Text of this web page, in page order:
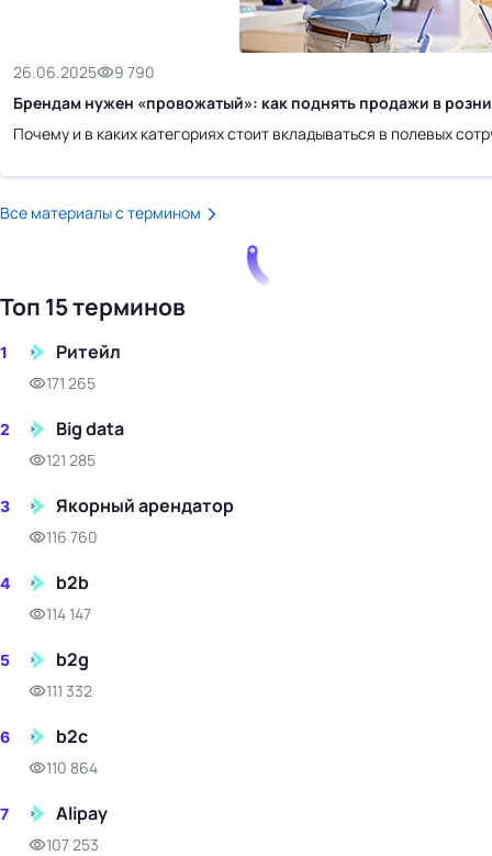
26.06.2025
9 790
Брендам нужен «провожатый»: как поднять продажи в
Почему и в каких категориях стоит вкладываться в полевых
Все материалы с термином
Топ 15 терминов
1 Ритейл
171 265
2 Big data
121 285
3 Якорный арендатор
116 760
4 b2b
114 147
5 b2g
111 332
6 b2c
110 864
7 Alipay
107 253